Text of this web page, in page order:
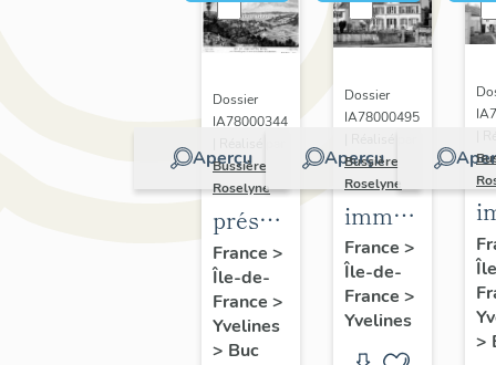
Aperçu
Dossier
IA78000344
Bussière
Roselyne
présentation
de la
commune
de Buc
France >
Île-de-
France >
Yvelines
> Buc
Aperçu
Dossier
IA78000495
Bussière
Roselyne
immeubles,
maisons,
fermes
France >
Île-de-
France >
Yvelines
>